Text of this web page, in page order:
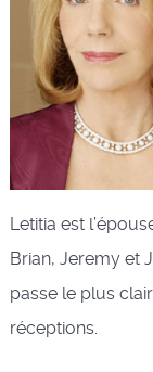
Letitia est
Brian, Jeremy et
passe le plus
réceptions.